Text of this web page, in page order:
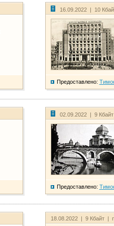
16.09.2022 | 10
Предоставлено:
02.09.2022 | 9
Предоставлено:
18.08.2022 | 9 Кбайт |